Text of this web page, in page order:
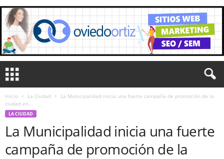
Inicio La Ciudad
La Municipalidad inicia una fuerte campaña de promoción de la
ciudad en...
LA CIUDAD
La Municipalidad inicia una fuerte
campaña de promoción de la